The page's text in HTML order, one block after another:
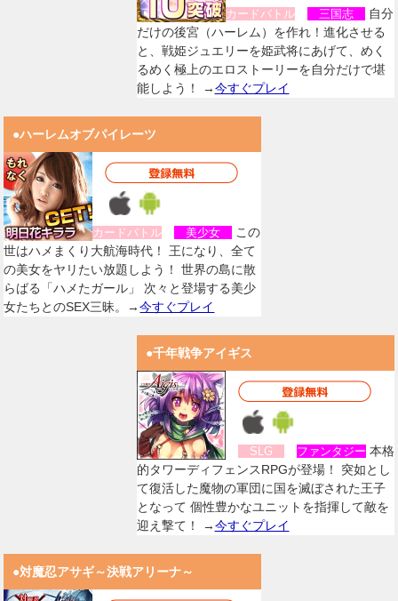
カードバトル 三国志
自分
だけの後宮（ハーレム）を作れ！進化させる
と、戦姫ジュエリーを姫武将にあげて、めく
るめく極上のエロストーリーを自分だけで堪
能しよう！ →今すぐプレイ
●ハーレムオブパイレーツ
カードバトル 美少女
この
世はハメまくり大航海時代！ 王になり、全て
の美女をヤリたい放題しよう！ 世界の島に散
らばる「ハメたガール」 次々と登場する美少
女たちとのSEX三昧。→今すぐプレイ
●千年戦争アイギス
SLG ファンタジー 本格
的タワーディフェンスRPGが登場！ 突如とし
て復活した魔物の軍団に国を滅ぼされた王子
となって 個性豊かなユニットを指揮して敵を
迎え撃て！ →今すぐプレイ
●対魔忍アサギ～決戦アリーナ～